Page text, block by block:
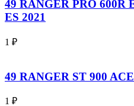
49 RANGER PRO
ES 2021
1 ₽
49 RANGER ST 900
1 ₽